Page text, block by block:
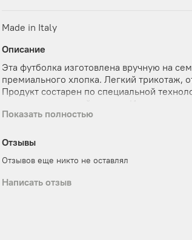
Made in Italy
Описание
Эта футболка изготовлена вручную на
премиального хлопка. Легкий трикотаж,
Продукт состарен по специальной
размерный ряд, но подходит для обоих
Показать полностью
Отзывы
Отзывов еще никто не оставлял
Написать отзыв